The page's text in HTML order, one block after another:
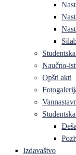
Naučno-
Opšti akti
Izdavaštvo